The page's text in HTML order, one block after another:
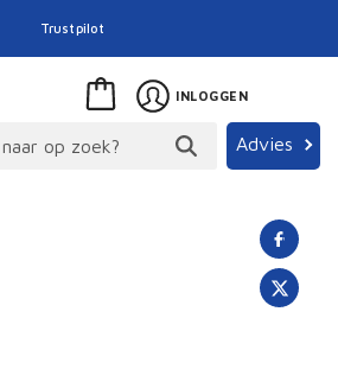
Trustpilot
Advies
INLOGGEN